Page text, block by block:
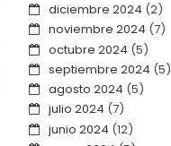
diciembre 2024 (2)
noviembre 2024 (7)
octubre 2024 (5)
septiembre 2024 (5)
agosto 2024 (5)
julio 2024 (7)
junio 2024 (12)